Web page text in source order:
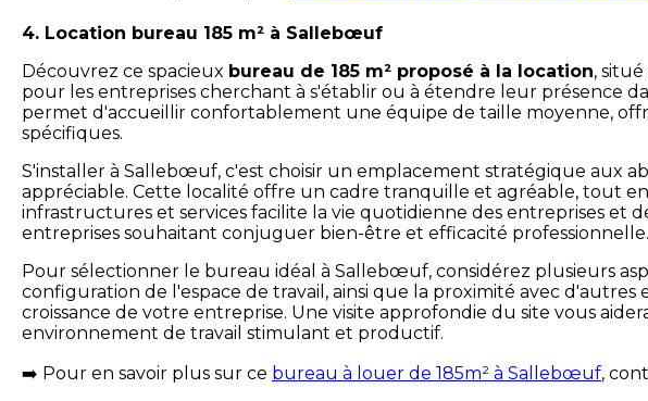
4. Location bureau 185 m² à Sallebœuf
Découvrez ce spacieux bureau de 185 m² proposé à la location,
pour les entreprises cherchant à s'établir ou à étendre leur présence
permet d'accueillir confortablement une équipe de taille moyenne,
spécifiques.
S'installer à Sallebœuf, c'est choisir un emplacement stratégique aux
appréciable. Cette localité offre un cadre tranquille et agréable, tout
infrastructures et services facilite la vie quotidienne des entreprises
entreprises souhaitant conjuguer bien-être et efficacité professionnelle.
Pour sélectionner le bureau idéal à Sallebœuf, considérez plusieurs
configuration de l'espace de travail, ainsi que la proximité avec
croissance de votre entreprise. Une visite approfondie du site vous
environnement de travail stimulant et productif.
➡️ Pour en savoir plus sur ce bureau à louer de 185m² à Sallebœuf,